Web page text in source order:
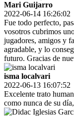
Mari Guijarro
2022-06-14 16:26:02
Fue todo perfecto,
vosotros cubrimos
jugadores, amigos y
agradable, y lo
futuro. Gracias de
isma localvari
2022-06-13 16:07:52
Excelente trato
como nunca de su